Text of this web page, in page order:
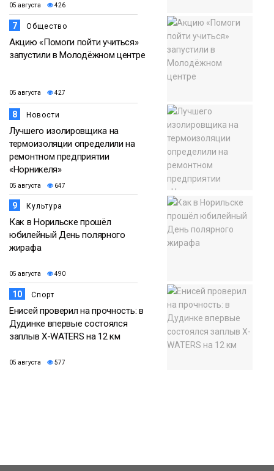
05 августа 426
7 Общество
Акцию «Помоги пойти учиться»
запустили в Молодёжном центре
05 августа 427
8 Новости
Лучшего изолировщика на
термоизоляции определили на
ремонтном предприятии
«Норникеля»
05 августа 647
9 Культура
Как в Норильске прошёл
юбилейный День полярного
жирафа
05 августа 490
10 Спорт
Енисей проверил на прочность: в
Дудинке впервые состоялся
заплыв X-WATERS на 12 км
05 августа 577